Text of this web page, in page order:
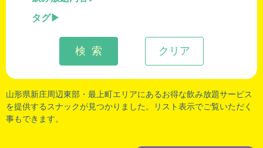
タグ
クリア
検 索
山形県新庄周辺東部 ・ 最上町エリアにあるお得な飲み放題サービス
を提供するスナックが見つかりました。リスト表示でご覧いただく
事もできます。